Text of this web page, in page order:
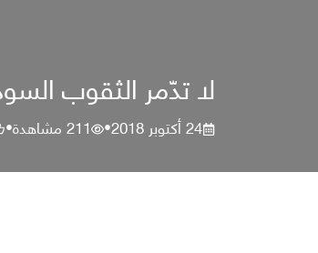
لا تدّمر الثقوب
24 أكتوبر 2018 •
211مشاهدة•